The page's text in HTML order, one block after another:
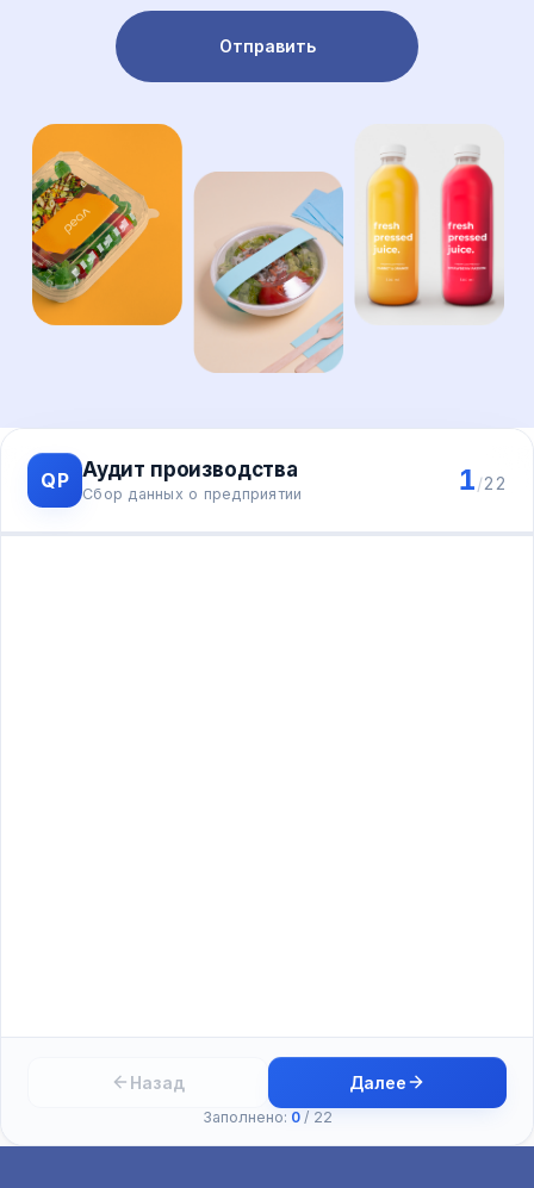
Отправить
QP Аудит производства
Сбор данных о предприятии 1/22
Заполнено: 0/ 22
Назад Далее